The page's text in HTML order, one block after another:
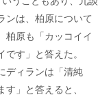
ンは、柏原について
柏原も「カッコイイ
す」と答えた。
ディランは「清純
」と答えると、